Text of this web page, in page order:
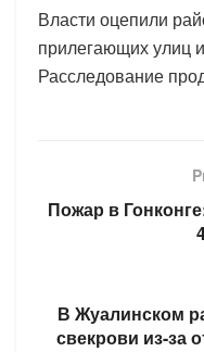
Власти оцепили
прилегающих улиц
Расследование
Пожар в
В Жуалинском
свекрови из-за